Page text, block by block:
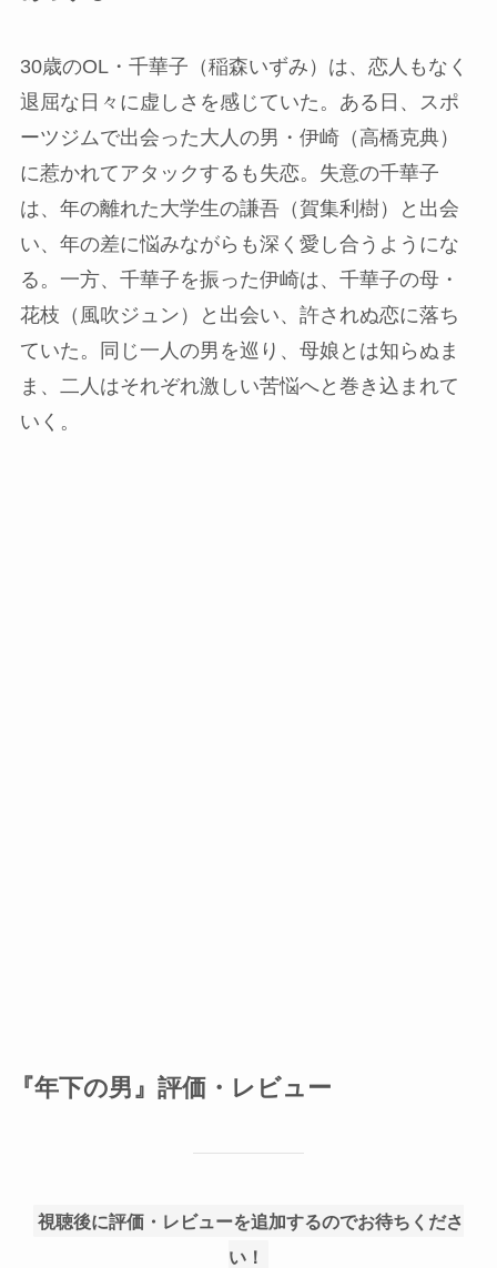
30歳のOL・千華子（稲森いずみ）は、恋人もなく
退屈な日々に虚しさを感じていた。ある日、スポ
ーツジムで出会った大人の男・伊崎（高橋克典）
に惹かれてアタックするも失恋。失意の千華子
は、年の離れた大学生の謙吾（賀集利樹）と出会
い、年の差に悩みながらも深く愛し合うようにな
る。一方、千華子を振った伊崎は、千華子の母・
花枝（風吹ジュン）と出会い、許されぬ恋に落ち
ていた。同じ一人の男を巡り、母娘とは知らぬま
ま、二人はそれぞれ激しい苦悩へと巻き込まれて
いく。
『年下の男』評価・レビュー
視聴後に評価・レビューを追加するのでお待ちくださ
い！